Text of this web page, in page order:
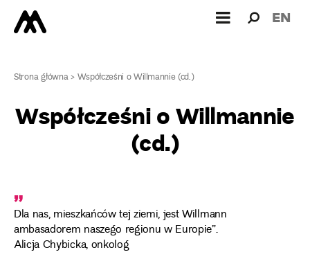
dla: EN
Strona główna>Współcześni o Willmannie (cd.)
Współcześni o Willmannie
(cd.)
„
Dla nas, mieszkańców tej ziemi, jest Willmann
ambasadorem naszego regionu w Europie”.
Alicja Chybicka, onkolog